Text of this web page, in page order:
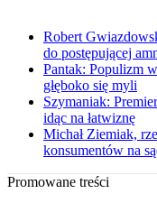
Robert
do postępującej
Pantak: Populizm
głęboko się myli
Szymaniak:
idąc na łatwiznę
Michał Ziemiak,
konsumentów na
Promowane treści